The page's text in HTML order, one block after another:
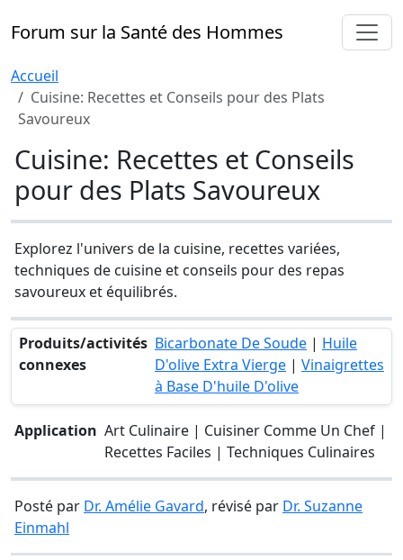
Forum sur la Santé des Hommes
Accueil
Cuisine: Recettes et Conseils pour des Plats
Savoureux
Cuisine: Recettes et Conseils
pour des Plats Savoureux
Explorez l'univers de la cuisine, recettes variées,
techniques de cuisine et conseils pour des repas
savoureux et équilibrés.
Produits/activités
connexes
Bicarbonate De Soude | Huile
D'olive Extra Vierge | Vinaigrettes
à Base D'huile D'olive
Application Art Culinaire | Cuisiner Comme Un Chef |
Recettes Faciles | Techniques Culinaires
Posté par Dr. Amélie Gavard, révisé par Dr. Suzanne
Einmahl